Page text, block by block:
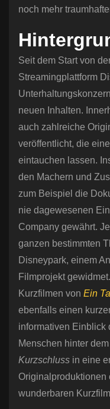
noch mehr
Seit dem Start von
Streamingplattform
neuen Inhalten.
auch zahlreiche
veröffentlicht, die
eintauchen lassen.
den Machern und
zum Beispiel die
nie dagewesenen
Company gewährt.
ganzen bestimmten
Disneypark, einem
Filmprojekt
Kurzfilmen von Ein
ebenfalls einen
informativen Einblick
Menschen hinter
Kurzschluss in eine
Originalproduktionen
wunderbaren